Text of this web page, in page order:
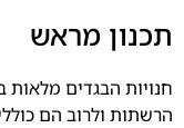
תכנון מראש
חנויות הבגדים מלאות
הרשתות ולרוב הם